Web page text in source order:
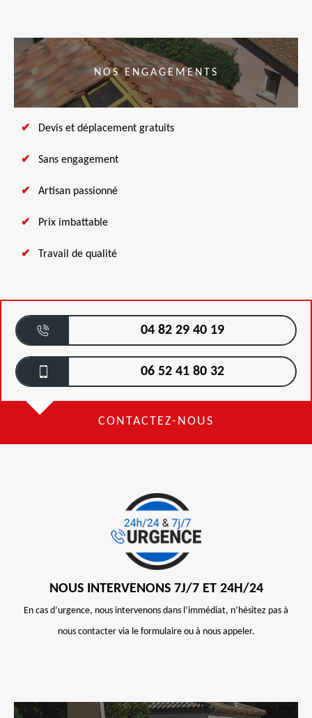
NOS ENGAGEMENTS
Devis et déplacement gratuits
Sans engagement
Artisan passionné
Prix imbattable
Travail de qualité
04 82 29 40 19
06 52 41 80 32
CONTACTEZ-NOUS
NOUS INTERVENONS 7J/7 ET 24H/24
En cas d’urgence, nous intervenons dans l’immédiat, n’hésitez pas à
nous contacter via le formulaire ou à nous appeler.